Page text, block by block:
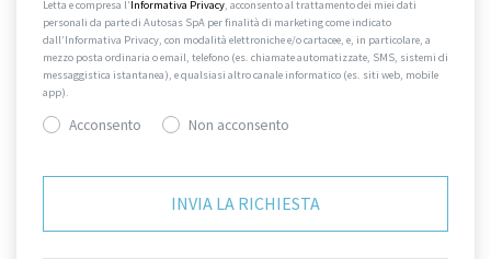
Letta e compresa l’Informativa Privacy, acconsento al trattamento dei miei dati
personali da parte di Autosas SpA per finalità di marketing come indicato
dall’Informativa Privacy, con modalità elettroniche e/o cartacee, e, in particolare, a
mezzo posta ordinaria o email, telefono (es. chiamate automatizzate, SMS, sistemi di
messaggistica istantanea), e qualsiasi altro canale informatico (es. siti web, mobile
app).
Acconsento Non acconsento